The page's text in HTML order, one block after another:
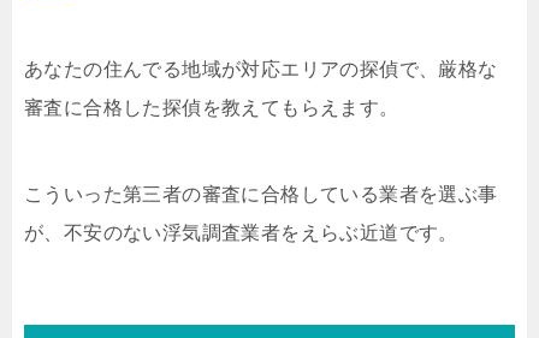
あなたの住んでる地域が対応エリアの探偵で、厳格な
審査に合格した探偵を教えてもらえます。
こういった第三者の審査に合格している業者を選ぶ事
が、不安のない浮気調査業者をえらぶ近道です。